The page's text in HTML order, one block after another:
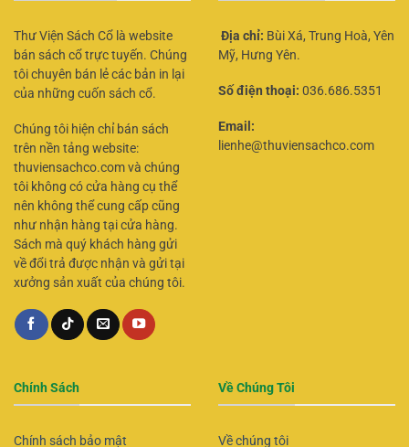
Thư Viện Sách Cổ là website
bán sách cổ trực tuyến. Chúng
tôi chuyên bán lẻ các bản in lại
của những cuốn sách cổ.
Chúng tôi hiện chỉ bán sách
trên nền tảng website:
thuviensachco.com và chúng
tôi không có cửa hàng cụ thể
nên không thể cung cấp cũng
như nhận hàng tại cửa hàng.
Sách mà quý khách hàng gửi
về đổi trả được nhận và gửi tại
xưởng sản xuất của chúng tôi.
Địa chỉ: Bùi Xá, Trung Hoà, Yên
Mỹ, Hưng Yên.
Số điện thoại: 036.686.5351
Email:
lienhe@thuviensachco.com
Chính Sách
Chính sách bảo mật
Về Chúng Tôi
Về chúng tôi